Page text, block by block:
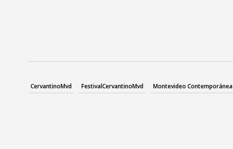
CervantinoMvd FestivalCervantinoMvd Montevideo Contemporánea